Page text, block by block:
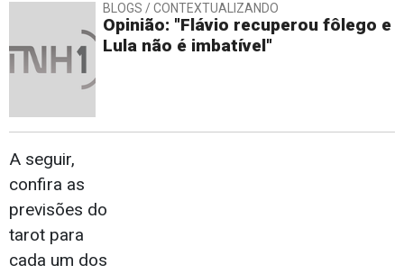
BLOGS / CONTEXTUALIZANDO
Opinião: "Flávio recuperou fôlego e
Lula não é imbatível"
A seguir,
confira as
previsões do
tarot para
cada um dos